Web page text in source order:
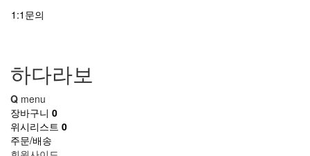
1:1문의
하다라보
Q menu
장바구니 0
위시리스트 0
주문/배송